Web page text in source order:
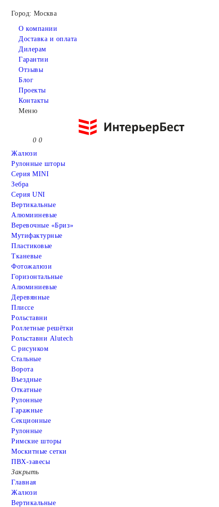
Город: Москва
О компании
Доставка и оплата
Дилерам
Гарантии
Отзывы
Блог
Проекты
Контакты
Меню
0 0
Жалюзи
Рулонные шторы
Серия MINI
Зебра
Серия UNI
Вертикальные
Алюмииневые
Веревочные «Бриз»
Мутифактурные
Пластиковые
Тканевые
Фотожалюзи
Горизонтальные
Алюминиевые
Деревянные
Плиссе
Рольставни
Роллетные решётки
Рольставни Alutech
С рисунком
Стальные
Ворота
Въездные
Откатные
Рулонные
Гаражные
Cекционные
Рулонные
Римские шторы
Москитные сетки
ПВХ-завесы
Закрыть
Главная
Жалюзи
Вертикальные